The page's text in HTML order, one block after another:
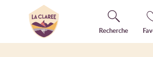
Recherche